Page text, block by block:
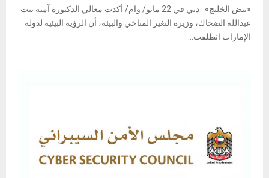
«نبض الخليج» دبي في 22 مايو/ وام/ أكدت معالي الدكتورة آمنة بنت
عبدالله الضحاك، وزيرة التغير المناخي والبيئة، أن الرؤية البيئية لدولة
الإمارات انطلقت...